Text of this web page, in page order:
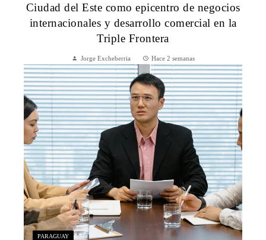
Ciudad del Este como epicentro de negocios
internacionales y desarrollo comercial en la
Triple Frontera
Jorge Excheberria Hace 2 semanas
PARAGUAY